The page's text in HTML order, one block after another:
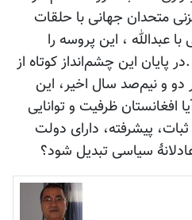
متحدان جهانی با حلقات
عبدالله ، این پروسه را
این چشم‌انداز کوتاه از
و نیم‌صد سال اخیر، این
ظرفیت و توانایی
پیشرفته، دارای دولت
سیاسی تبدیل شود؟